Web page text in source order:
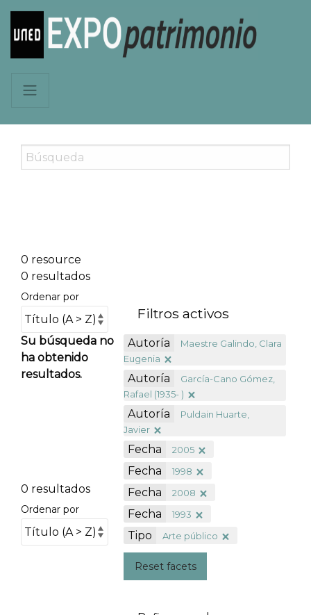
0 resource
0 resultados
Ordenar por
Su búsqueda no
ha obtenido
resultados.
0 resultados
Ordenar por
Filtros activos
Autoría
Maestre Galindo, Clara
Eugenia
Autoría
García-Cano Gómez,
Rafael (1935- )
Autoría
Puldain Huarte,
Javier
Fecha 2005
Fecha 1998
Fecha 2008
Fecha 1993
Tipo Arte público
Reset facets